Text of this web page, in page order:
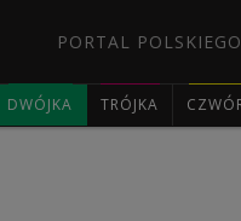
PORTAL
DWÓJKA TRÓJKA